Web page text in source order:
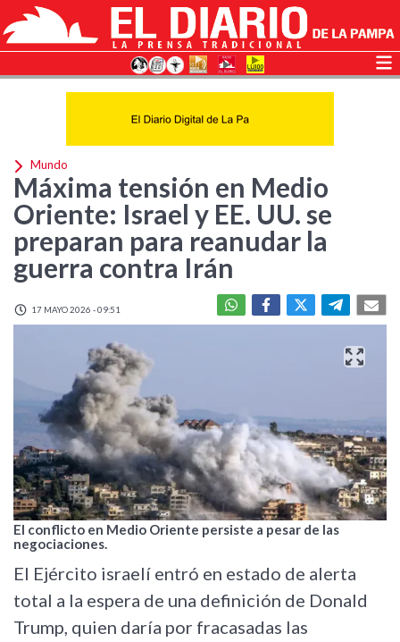
Mundo
Máxima tensión en Medio
Oriente: Israel y EE. UU. se
preparan para reanudar la
guerra contra Irán
17 MAYO 2026 - 09:51
El conflicto en Medio Oriente persiste a pesar de las
negociaciones.
El Ejército israelí entró en estado de alerta
total a la espera de una definición de Donald
Trump, quien daría por fracasadas las